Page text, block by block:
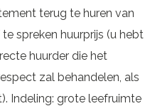
terug te huren van
spreken huurprijs (u hebt
huurder die het
zal behandelen, als
Indeling: grote leefruimte